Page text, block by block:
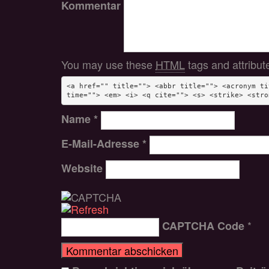
Kommentar
You may use these HTMLtags and
<a href="" title=""> <abbr title=""> <acronym
time=""> <em> <i> <q cite=""> <s> <strike>
Name*
E-Mail-Adresse*
Website
CAPTCHA Code *